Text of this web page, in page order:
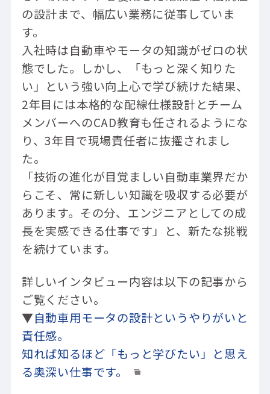
の設計まで、幅広い業務に従事していま
す。
入社時は自動車やモータの知識がゼロの状
態でした。しかし、「もっと深く知りた
い」という強い向上心で学び続けた結果、
2年目には本格的な配線仕様設計とチーム
メンバーへのCAD教育も任されるようにな
り、3年目で現場責任者に抜擢されまし
た。
「技術の進化が目覚ましい自動車業界だか
らこそ、常に新しい知識を吸収する必要が
あります。その分、エンジニアとしての成
長を実感できる仕事です」と、新たな挑戦
を続けています。
詳しいインタビュー内容は以下の記事から
ご覧ください。
▼自動車用モータの設計というやりがいと
責任感。
知れば知るほど「もっと学びたい」と思え
る奥深い仕事です。